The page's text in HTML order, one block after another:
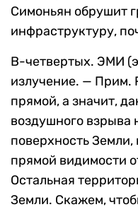
Симоньян обрушит
инфраструктуру,
В-четвертых. ЭМИ
излучение. — Прим.
прямой, а значит,
воздушного взрыва
поверхность Земли,
прямой видимости
Остальная
Земли. Скажем,